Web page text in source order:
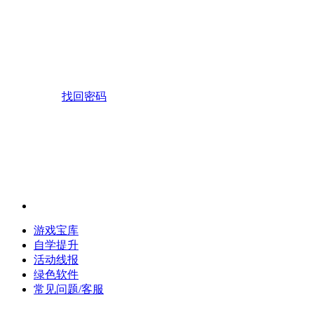
找回密码
游戏宝库
自学提升
活动线报
绿色软件
常见问题/客服